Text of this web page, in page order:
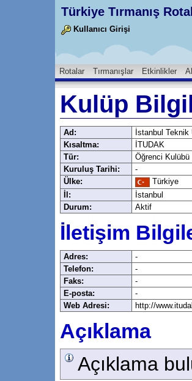
Türkiye Tırmanış
Kullanıcı Girişi
Rotalar Tırmanışlar Etkinlikler
Kulüp
Ad:
İstanbul Teknik
Kısaltma:
İTUDAK
Tür:
Öğrenci Kulübü
Kuruluş Tarihi:
-
Ülke:
Türkiye
İl:
İstanbul
Durum:
Aktif
İletişim
Adres:
-
Telefon:
-
Faks:
-
E-posta:
-
Web Adresi:
http://
Açıklama
Açıklama